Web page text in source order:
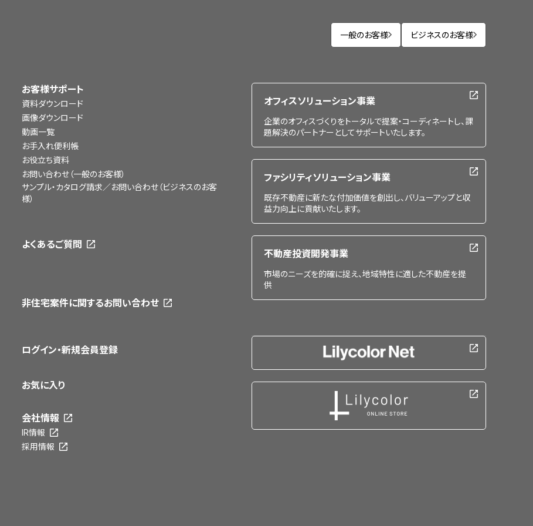
一般のお客様 ビジネスのお客様
お客様サポート
資料ダウンロード
画像ダウンロード
動画一覧
お手入れ便利帳
お役立ち資料
お問い合わせ（一般のお客様）
サンプル・カタログ請求／お問い合わせ（ビジネスのお客
様）
よくあるご質問
非住宅案件に関するお問い合わせ
ログイン・新規会員登録
お気に入り
会社情報
IR情報
採用情報
オフィスソリューション事業
企業のオフィスづくりをトータルで提案・コーディネートし、課
題解決のパートナーとしてサポートいたします。
ファシリティソリューション事業
既存不動産に新たな付加価値を創出し、バリューアップと収
益力向上に貢献いたします。
不動産投資開発事業
市場のニーズを的確に捉え、地域特性に適した不動産を提
供